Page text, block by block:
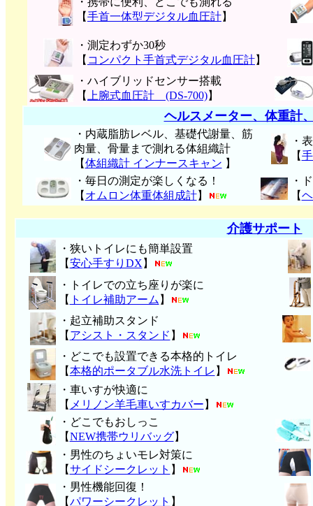
【手首一体型デジタル血圧計】
・測定わずか30秒
【 コンパクト手首式デジタル血圧計】
・ハイブリッドセンサー搭載
【
上腕式血圧計 (DS-700)】
ヘルスメーター、体重計
・内蔵脂肪レベル、基礎代謝量、筋
肉量、骨量まで測れる体組織計
【体組織計 インナースキャン 】
・
【
・毎日の測定が楽しくなる！
【 オムロン体重体組成計】
・
【
介護サポート
・狭いトイレにも簡単設置
【安心手すりDX 】
・トイレでの立ち座りが楽に
【 トイレ補助アーム 】
・起立補助スタンド
【 アシスト・スタンド 】
・どこでも設置できる本格的トイレ
【本格的ポータブル水洗トイレ 】
・車いすが快適に
【 メリノン羊毛車いすカバー 】
・どこでもおしっこ
【NEW携帯ウリバッグ】
・男性のちょいモレ対策に
【サイドシークレット 】
・男性機能回復！
【パワーシークレット 】